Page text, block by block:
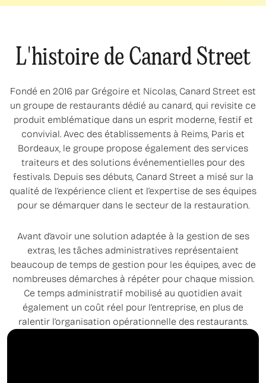
L'histoire de Canard Street
Fondé en 2016 par Grégoire et Nicolas, Canard Street est
un groupe de restaurants dédié au canard, qui revisite ce
produit emblématique dans un esprit moderne, festif et
convivial. Avec des établissements à Reims, Paris et
Bordeaux, le groupe propose également des services
traiteurs et des solutions événementielles pour des
festivals. Depuis ses débuts, Canard Street a misé sur la
qualité de l’expérience client et l’expertise de ses équipes
pour se démarquer dans le secteur de la restauration.
Avant d’avoir une solution adaptée à la gestion de ses
extras, les tâches administratives représentaient
beaucoup de temps de gestion pour les équipes, avec de
nombreuses démarches à répéter pour chaque mission.
Ce temps administratif mobilisé au quotidien avait
également un coût réel pour l’entreprise, en plus de
ralentir l’organisation opérationnelle des restaurants.